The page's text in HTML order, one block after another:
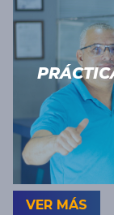
VER MÁS